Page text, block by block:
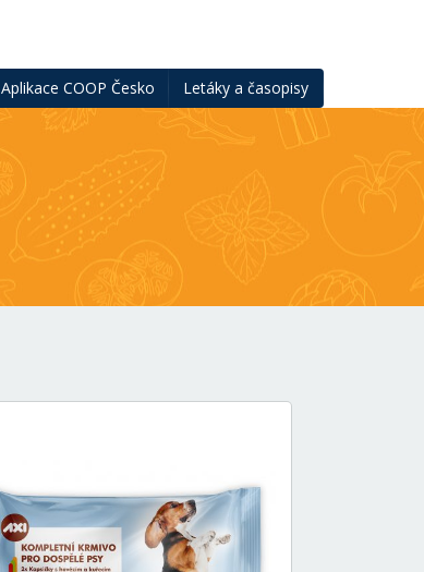
Aplikace COOP Česko Letáky a časopisy